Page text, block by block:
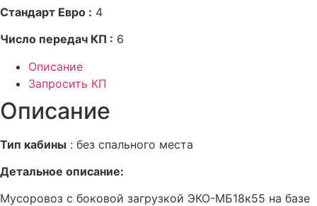
Стандарт Евро : 4
Число передач КП : 6
Описание
Запросить КП
Описание
Тип кабины : без спального места
Детальное описание:
Мусоровоз с боковой загрузкой ЭКО-МБ18к55 на базе